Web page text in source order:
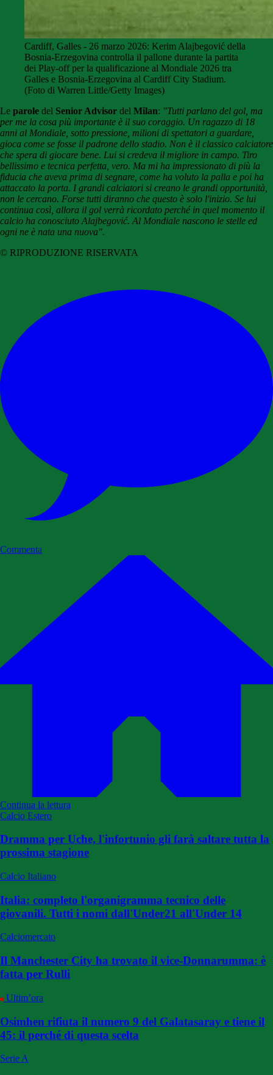
Cardiff, Galles - 26 marzo 2026: Kerim Alajbegović della
Bosnia-Erzegovina controlla il pallone durante la partita
dei Play-off per la qualificazione al Mondiale 2026 tra
Galles e Bosnia-Erzegovina al Cardiff City Stadium.
(Foto di Warren Little/Getty Images)
Le parole del Senior Advisor del Milan: "Tutti parlano del gol, ma
per me la cosa più importante è il suo coraggio. Un ragazzo di 18
anni al Mondiale, sotto pressione, milioni di spettatori a guardare,
gioca come se fosse il padrone dello stadio. Non è il classico calciatore
che spera di giocare bene. Lui si credeva il migliore in campo. Tiro
bellissimo e tecnica perfetta, vero. Ma mi ha impressionato di più la
fiducia che aveva prima di segnare, come ha voluto la palla e poi ha
attaccato la porta. I grandi calciatori si creano le grandi opportunità,
non le cercano. Forse tutti diranno che questo è solo l'inizio. Se lui
continua così, allora il gol verrà ricordato perché in quel momento il
calcio ha conosciuto Alajbegović. Al Mondiale nascono le stelle ed
ogni ne è nata una nuova".
© RIPRODUZIONE RISERVATA
Commenta
Continua la lettura
Calcio Estero
Dramma per Uche, l'infortunio gli farà saltare tutta la
prossima stagione
Calcio Italiano
Italia: completo l'organigramma tecnico delle
giovanili. Tutti i nomi dall'Under21 all'Under 14
Calciomercato
Il Manchester City ha trovato il vice-Donnarumma: è
fatta per Rulli
Ultim’ora
Osimhen rifiuta il numero 9 del Galatasaray e tiene il
45: il perché di questa scelta
Serie A